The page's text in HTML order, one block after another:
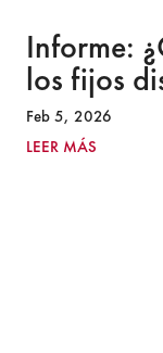
Informe:
los fijos
Feb 5, 2026
LEER MÁS